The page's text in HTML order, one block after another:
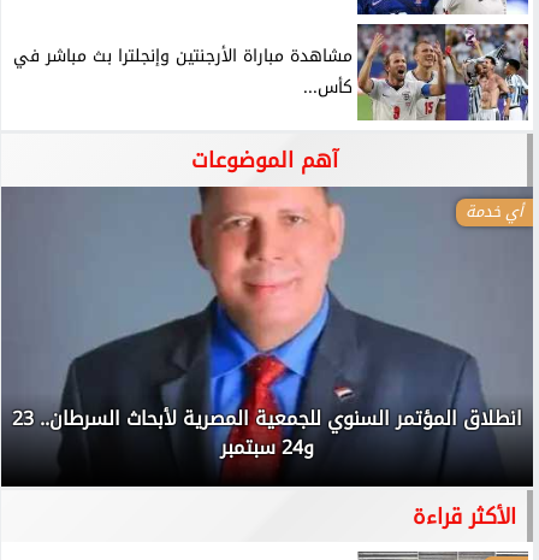
مشاهدة مباراة الأرجنتين وإنجلترا بث مباشر في
كأس...
آهم الموضوعات
أي خدمة
انطلاق المؤتمر السنوي للجمعية المصرية لأبحاث السرطان.. 23
و24 سبتمبر
الأكثر قراءة